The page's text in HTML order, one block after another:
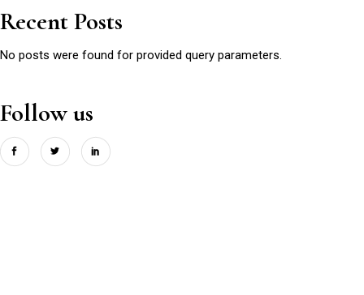
Recent Posts
No posts were found for provided query parameters.
Follow us